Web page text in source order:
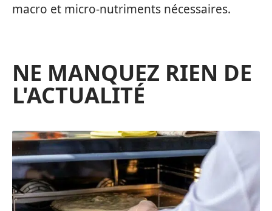
macro et micro-nutriments nécessaires.
NE MANQUEZ RIEN DE
L'ACTUALITÉ